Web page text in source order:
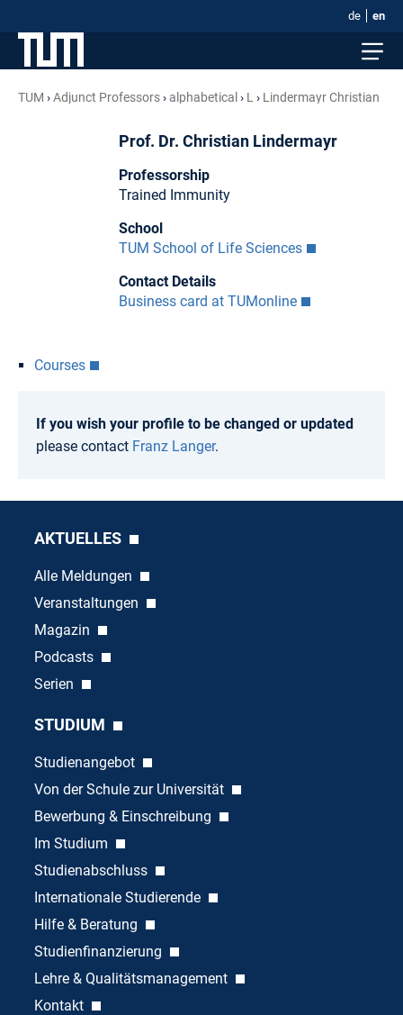
de en
TUM Adjunct Professors alphabetical L Lindermayr Christian
Prof. Dr. Christian Lindermayr
Professorship
Trained Immunity
School
TUM School of Life Sciences
Contact Details
Business card at TUMonline
Courses
If you wish your profile to be changed or updated
please contact Franz Langer.
AKTUELLES
Alle Meldungen
Veranstaltungen
Magazin
Podcasts
Serien
STUDIUM
Studienangebot
Von der Schule zur Universität
Bewerbung & Einschreibung
Im Studium
Studienabschluss
Internationale Studierende
Hilfe & Beratung
Studienfinanzierung
Lehre & Qualitätsmanagement
Kontakt